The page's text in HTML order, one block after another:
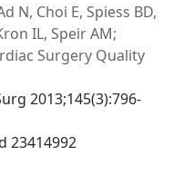
N, Choi E, Spiess BD,
IL, Speir AM;
Surgery Quality
2013;145(3):796-
23414992